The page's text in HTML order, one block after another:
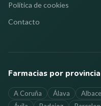
Política de cookies
Contacto
Farmacias por provincia
A Coruña Álava